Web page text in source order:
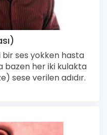
ses yokken hasta
bazen her iki kulakta
sese verilen adıdır.